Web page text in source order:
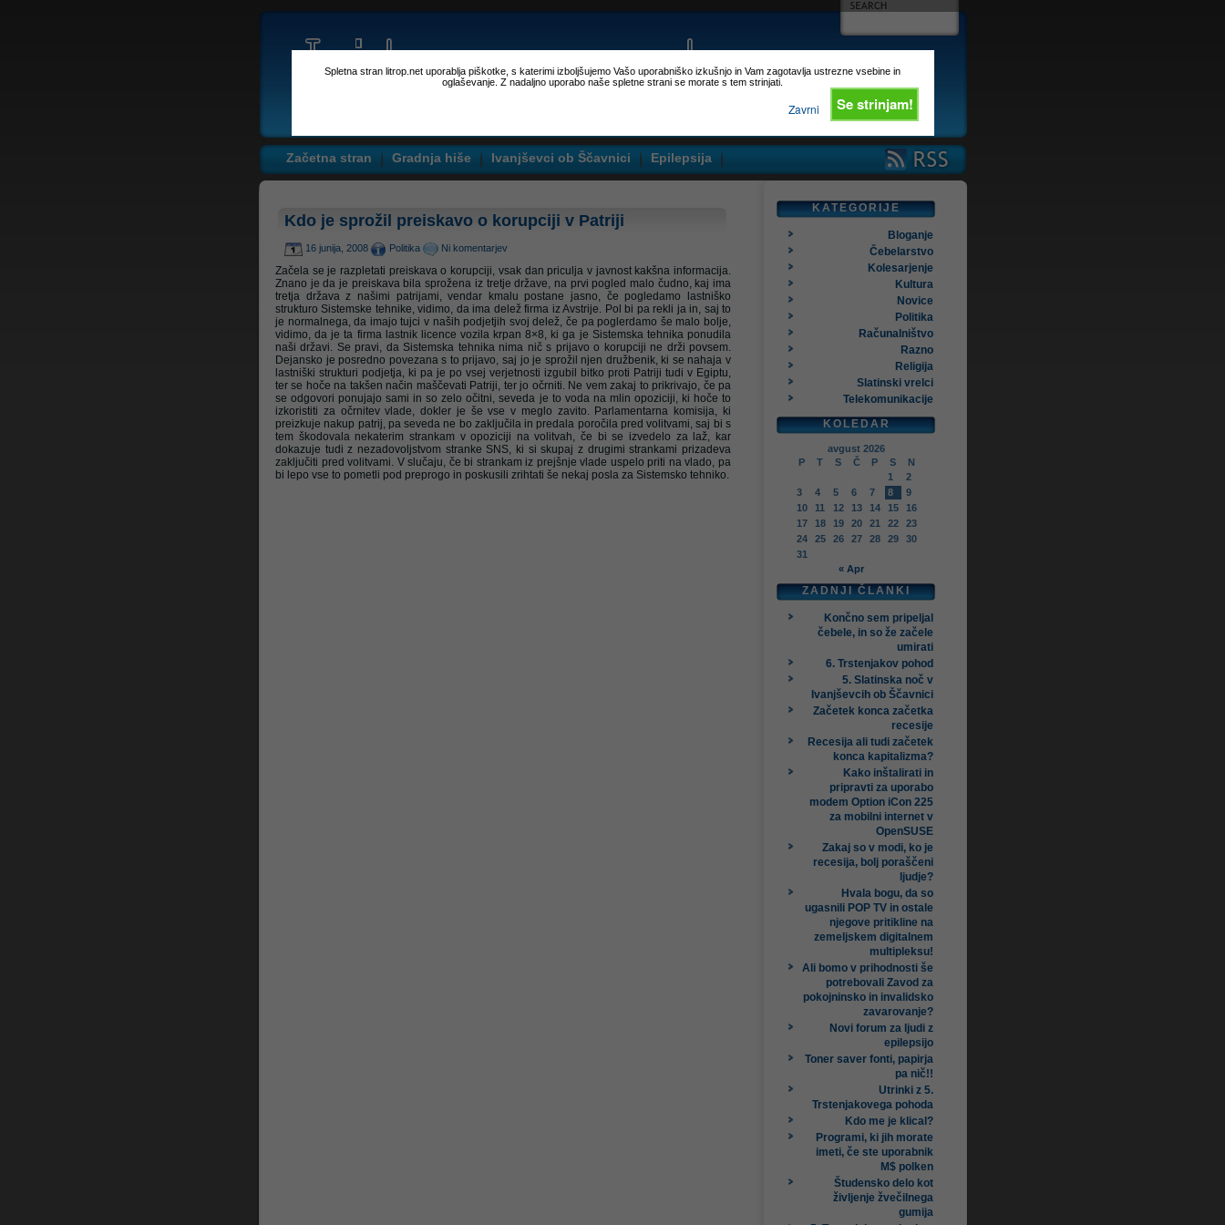
Spletna stran litrop.net uporablja piškotke, s katerimi izboljšujemo Vašo uporabniško izkušnjo in Vam zagotavlja ustrezne vsebine in
oglaševanje. Z nadaljno uporabo naše spletne strani se morate s tem strinjati.
Se strinjam!
Zavrni
Litrop.net
Začetna stran Gradnja hiše Ivanjševci ob Ščavnici Epilepsija
Kdo je sprožil preiskavo o korupciji v Patriji
16 junija, 2008 Politika Ni komentarjev
Začela se je razpletati preiskava o korupciji, vsak dan priculja v javnost kakšna informacija.
Znano je da je preiskava bila sprožena iz tretje države, na prvi pogled malo čudno, kaj ima
tretja država z našimi patrijami, vendar kmalu postane jasno, če pogledamo lastniško
strukturo Sistemske tehnike, vidimo, da ima delež firma iz Avstrije. Pol bi pa rekli ja in, saj to
je normalnega, da imajo tujci v naših podjetjih svoj delež, če pa poglerdamo še malo bolje,
vidimo, da je ta firma lastnik licence vozila krpan 8×8, ki ga je Sistemska tehnika ponudila
naši državi. Se pravi, da Sistemska tehnika nima nič s prijavo o korupciji ne drži povsem.
Dejansko je posredno povezana s to prijavo, saj jo je sprožil njen družbenik, ki se nahaja v
lastniški strukturi podjetja, ki pa je po vsej verjetnosti izgubil bitko proti Patriji tudi v Egiptu,
ter se hoče na takšen način maščevati Patriji, ter jo očrniti. Ne vem zakaj to prikrivajo, če pa
se odgovori ponujajo sami in so zelo očitni, seveda je to voda na mlin opoziciji, ki hoče to
izkoristiti za očrnitev vlade, dokler je še vse v meglo zavito. Parlamentarna komisija, ki
preizkuje nakup patrij, pa seveda ne bo zaključila in predala poročila pred volitvami, saj bi s
tem škodovala nekaterim strankam v opoziciji na volitvah, če bi se izvedelo za laž, kar
dokazuje tudi z nezadovoljstvom stranke SNS, ki si skupaj z drugimi strankami prizadeva
zaključiti pred volitvami. V slučaju, če bi strankam iz prejšnje vlade uspelo priti na vlado, pa
bi lepo vse to pometli pod preprogo in poskusili zrihtati še nekaj posla za Sistemsko tehniko.
KATEGORIJE
Bloganje
Čebelarstvo
Kolesarjenje
Kultura
Novice
Politika
Računalništvo
Razno
Religija
Slatinski vrelci
Telekomunikacije
KOLEDAR
avgust 2026
P
T S Č P S
N
1
2
3
4 5 6 7 8
9
10
11 12 13 14 15
16
17
18 19 20 21 22
23
24
25 26 27 28 29
30
31
« Apr
ZADNJI ČLANKI
Končno sem pripeljal
čebele, in so že začele
umirati
6. Trstenjakov pohod
5. Slatinska noč v
Ivanjševcih ob Ščavnici
Začetek konca začetka
recesije
Recesija ali tudi začetek
konca kapitalizma?
Kako inštalirati in
pripravti za uporabo
modem Option iCon 225
za mobilni internet v
OpenSUSE
Zakaj so v modi, ko je
recesija, bolj poraščeni
ljudje?
Hvala bogu, da so
ugasnili POP TV in ostale
njegove pritikline na
zemeljskem digitalnem
multipleksu!
Ali bomo v prihodnosti še
potrebovali Zavod za
pokojninsko in invalidsko
zavarovanje?
Novi forum za ljudi z
epilepsijo
Toner saver fonti, papirja
pa nič!!
Utrinki z 5.
Trstenjakovega pohoda
Kdo me je klical?
Programi, ki jih morate
imeti, če ste uporabnik
M$ polken
Študensko delo kot
življenje žvečilnega
gumija